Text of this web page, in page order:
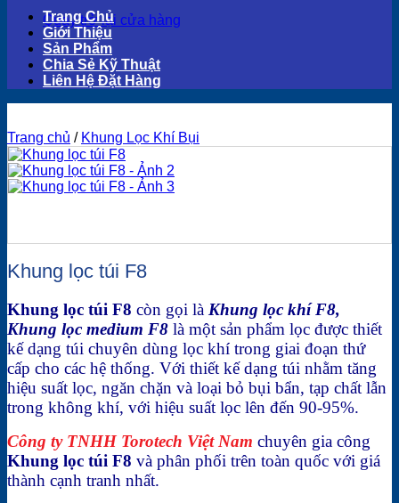
Quay trở lại cửa hàng
Trang Chủ
Giới Thiệu
Sản Phẩm
Chia Sẻ Kỹ Thuật
Liên Hệ Đặt Hàng
Trang chủ / Khung Lọc Khí Bụi
Khung lọc túi F8
Khung lọc túi F8 còn gọi là Khung lọc khí F8,
Khung lọc medium F8 là một sản phẩm lọc được thiết
kế dạng túi chuyên dùng lọc khí trong giai đoạn thứ
cấp cho các hệ thống. Với thiết kế dạng túi nhằm tăng
hiệu suất lọc, ngăn chặn và loại bỏ bụi bẩn, tạp chất lẫn
trong không khí, với hiệu suất lọc lên đến 90-95%.
Công ty TNHH Torotech Việt Nam chuyên gia công
Khung lọc túi F8 và phân phối trên toàn quốc với giá
thành cạnh tranh nhất.